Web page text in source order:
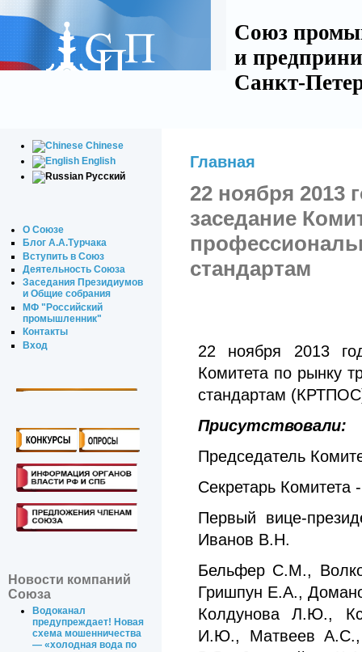
Союз
и
Санкт-
Chinese
English
Русский
О Союзе
Блог А.А.Турчака
Вступить в Союз
Деятельность Союза
Заседания Президиумов
и Общие собрания
МФ "Российский
промышленник"
Контакты
Вход
Новости компаний
Союза
Водоканал
предупреждает! Новая
схема мошенничества
— «холодная вода по
Главная
22 ноября 2013
заседание
стандартам
22 ноября 2013
Комитета по рынку
стандартам
Присутствовали:
Председатель
Секретарь
Первый вице-
Иванов В.Н.
Бельфер С.М.,
Гришпун Е.А.,
Колдунова Л.Ю.,
И.Ю., Матвеев